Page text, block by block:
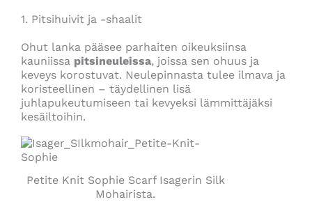
1. Pitsihuivit ja -shaalit
Ohut lanka pääsee parhaiten oikeuksiinsa
kauniissa pitsineuleissa, joissa sen ohuus ja
keveys korostuvat. Neulepinnasta tulee ilmava ja
koristeellinen – täydellinen lisä
juhlapukeutumiseen tai kevyeksi lämmittäjäksi
kesäiltoihin.
Petite Knit Sophie Scarf Isagerin Silk
Mohairista.